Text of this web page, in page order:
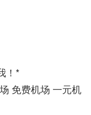
！*
免费机场 一元机